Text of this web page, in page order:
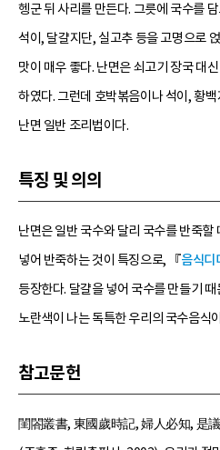
헹군 뒤 사리를 만든다. 그릇에 국수를
석이, 달걀지단, 실고추 등을 고명으로
맛이 매우 좋다. 난면은 쇠고기 장국 대
하였다. 그런데 호박볶음이나 석이, 황
난면 일반 조리법이다.
특징 및 의의
난면은 일반 국수와 달리 국수를 반죽할
넣어 반죽하는 것이 특징으로, 『음식디
등장한다. 달걀을 넣어 국수를 만들기
노란색이 나는 독특한 우리의 국수음식
참고문헌
閨閤叢書, 東國歲時記, 婦人必知, 是